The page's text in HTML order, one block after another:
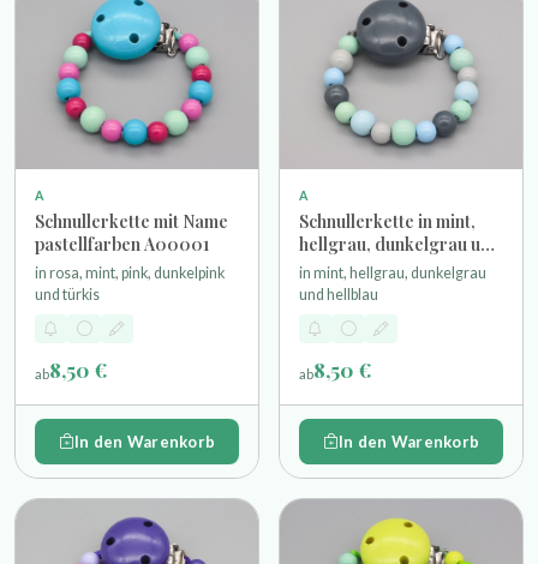
A
Schnullerkette mit Name
pastellfarben A00001
in rosa, mint, pink, dunkelpink
und türkis
ab8,50 €
In den Warenkorb
A
Schnullerkette in mint,
hellgrau, dunkelgrau und
hellblau
in mint, hellgrau, dunkelgrau
und hellblau
ab8,50 €
In den Warenkorb